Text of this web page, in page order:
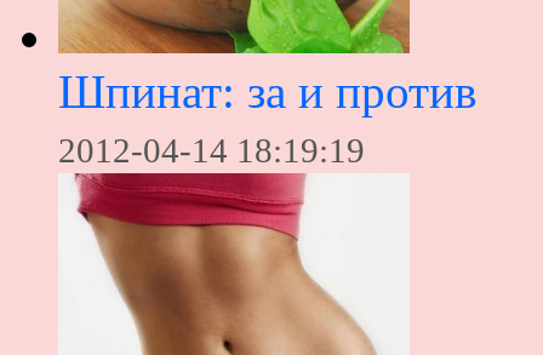
Шпинат: за и против
2012-04-14 18:19:19